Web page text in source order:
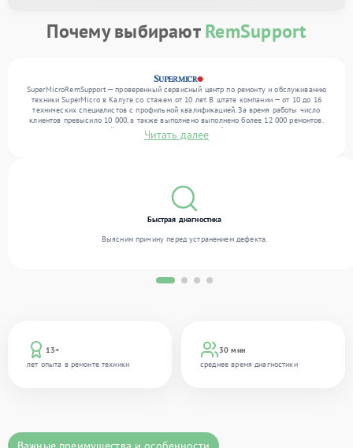
Почему выбираютRemSupport
SuperMicroRemSupport — проверенный сервисный центр по ремонту и обслуживанию
техники SuperMicro в Калуге со стажем от 10 лет. В штате компании — от 10 до 16
технических специалистов с профильной квалификацией. За время работы число
клиентов превысило 10 000, а также выполнено выполнено более 12 000 ремонтов.
Ежемесячно в сервисный центр поступает от 300 устройств, включая , , . Мы работаем
с широким спектром неисправностей и предлагаем стабильный уровень сервиса
Читать далее
13+
лет опыта в ремонте техники
30 мин
среднее время диагностики
Быстрая диагностика
Выясним причину перед устранением дефекта.